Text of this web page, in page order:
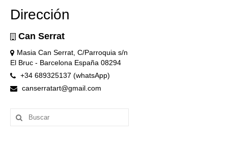
Dirección
Can Serrat
Masia Can Serrat, C/Parroquia s/n
El Bruc - Barcelona España 08294
+34 689325137 (whatsApp)
canserratart@gmail.com
Buscar
por: